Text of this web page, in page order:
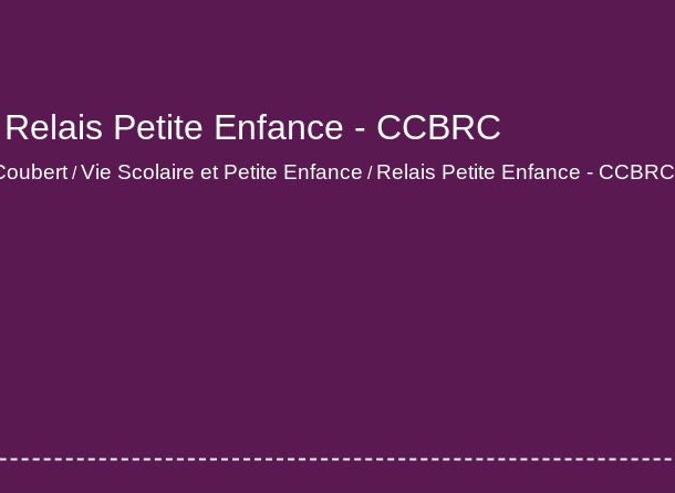
Relais Petite Enfance - CCBRC
/Vie Scolaire et Petite Enfance / Relais Petite Enfance - CCBRC